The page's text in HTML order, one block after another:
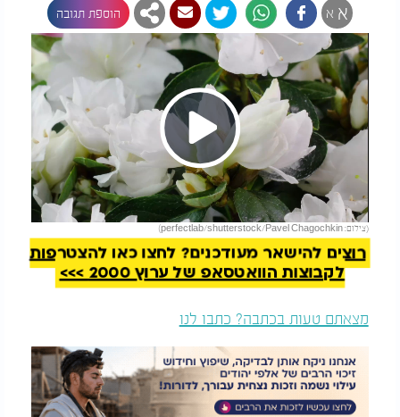
א א הוספת תגובה
Play
Video
(צילום: perfectlab/shutterstock/Pavel Chagochkin)
להמשך קריאה
רוצים להישאר מעודכנים? לחצו כאן להצטרפות
לקבוצות הוואטסאפ של ערוץ 2000 >>>
מצאתם טעות בכתבה? כתבו לנו